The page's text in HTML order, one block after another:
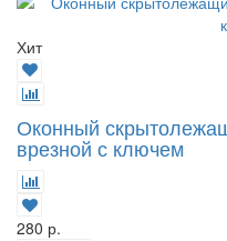
Хит
Оконный
врезной с ключем
280 р.